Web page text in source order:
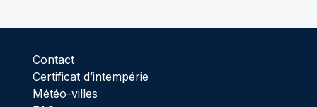
Contact
Certificat d’intempérie
Météo-villes